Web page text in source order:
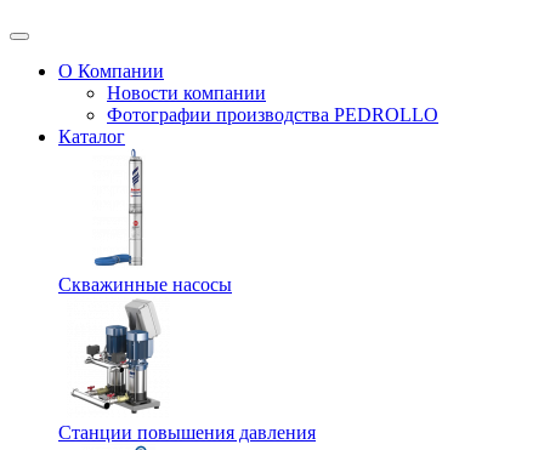
О Компании
Новости компании
Фотографии производства PEDROLLO
Каталог
Скважинные насосы
Станции повышения давления